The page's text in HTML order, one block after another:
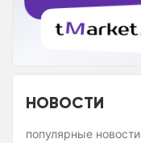
НОВОСТИ
популярные новости